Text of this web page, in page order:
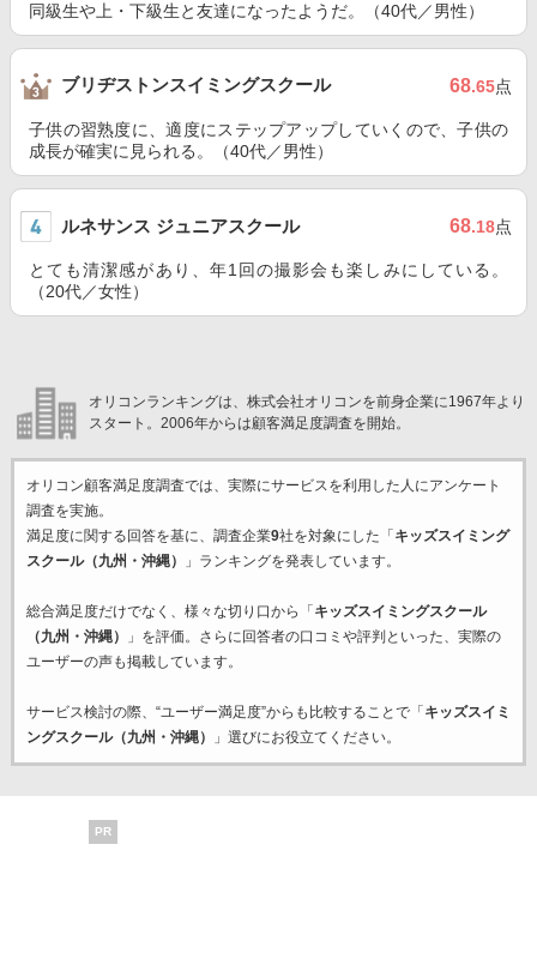
同級生や上・下級生と友達になったようだ。（40代／男性）
ブリヂストンスイミングスクール 68.65点
子供の習熟度に、適度にステップアップしていくので、子供の
成長が確実に見られる。（40代／男性）
ルネサンス ジュニアスクール 68.18点
とても清潔感があり、年1回の撮影会も楽しみにしている。
（20代／女性）
オリコンランキングは、株式会社オリコンを前身企業に1967年より
スタート。2006年からは顧客満足度調査を開始。
オリコン顧客満足度調査では、実際にサービスを利用した 人にアンケート
調査を実施。
満足度に関する回答を基に、調査企業9社を対象にした「 キッズスイミング
スクール（九州・沖縄）
」ランキングを発表しています。
総合満足度だけでなく、様々な切り口から「 キッズスイミングスクール
（九州・沖縄）
」を評価。さらに回答者の口コミや評判といった、実際の
ユーザーの声も掲載しています。
サービス検討の際、“ユーザー満足度”からも比較することで「 キッズスイミ
ングスクール（九州・沖縄）
」選びにお役立てください。
PR